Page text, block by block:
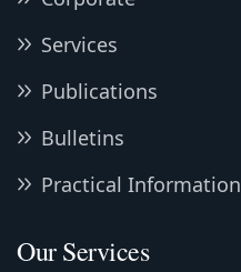
Services
Publications
Bulletins
Practical Information
Our Services